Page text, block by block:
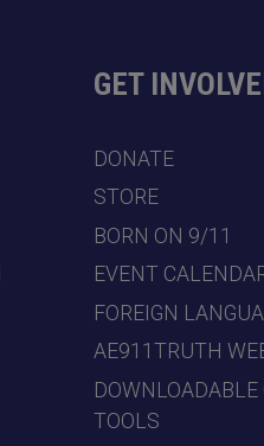
GET
DONATE
STORE
BORN ON 9/11
EVENT
FOREIGN
AE911TRUTH
DOWNLOADABLE
TOOLS